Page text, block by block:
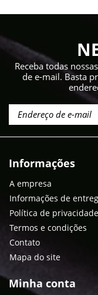
Receba todas
de e-mail. Basta
Informações
A empresa
Informações de
Política de privacidade
Termos e condições
Contato
Mapa do site
Minha conta